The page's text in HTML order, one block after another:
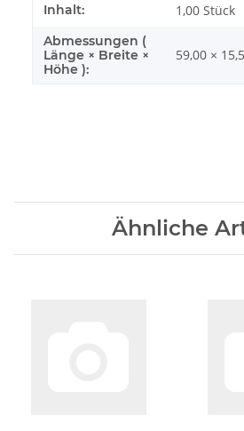
Inhalt: 1,00 Stück
Abmessungen (
Länge × Breite ×
Höhe ):
59,00 ×
Ähnliche